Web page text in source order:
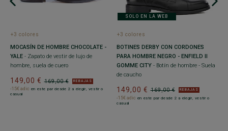
+3 colores
MOCASÍN DE HOMBRE CHOCOLATE -
YALE - Zapato de vestir de lujo de
hombre, suela de cuero
169,00 €
149,00 € REBAJAS
-15€ adic en este par desde 2 a elegir, vestir o
casual
SOLO EN LA WEB
+3 colores
BOTINES DERBY CON CORDONES
PARA HOMBRE NEGRO - ENFIELD II
GOMME CITY - Botín de hombre - Suela
de caucho
169,00 €
149,00 € REBAJAS
-15€ adic en este par desde 2 a elegir, vestir o
casual